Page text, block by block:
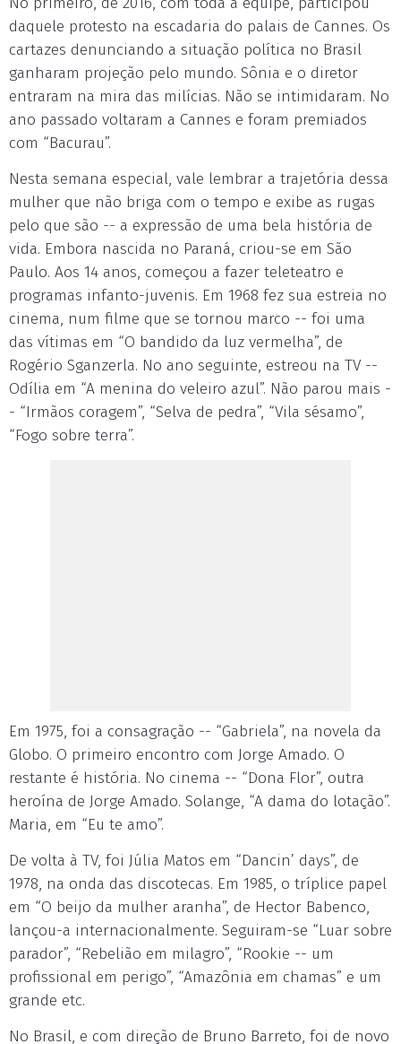
daquele protesto na escadaria do palais de Cannes. Os
cartazes denunciando a situação política no Brasil
ganharam projeção pelo mundo. Sônia e o diretor
entraram na mira das milícias. Não se intimidaram. No
ano passado voltaram a Cannes e foram premiados
com “Bacurau”.
Nesta semana especial, vale lembrar a trajetória dessa
mulher que não briga com o tempo e exibe as rugas
pelo que são -- a expressão de uma bela história de
vida. Embora nascida no Paraná, criou-se em São
Paulo. Aos 14 anos, começou a fazer teleteatro e
programas infanto-juvenis. Em 1968 fez sua estreia no
cinema, num filme que se tornou marco -- foi uma
das vítimas em “O bandido da luz vermelha”, de
Rogério Sganzerla. No ano seguinte, estreou na TV --
Odília em “A menina do veleiro azul”. Não parou mais -
- “Irmãos coragem”, “Selva de pedra”, “Vila sésamo”,
“Fogo sobre terra”.
Em 1975, foi a consagração -- “Gabriela”, na novela da
Globo. O primeiro encontro com Jorge Amado. O
restante é história. No cinema -- “Dona Flor”, outra
heroína de Jorge Amado. Solange, “A dama do lotação”.
Maria, em “Eu te amo”.
De volta à TV, foi Júlia Matos em “Dancin’ days”, de
1978, na onda das discotecas. Em 1985, o tríplice papel
em “O beijo da mulher aranha”, de Hector Babenco,
lançou-a internacionalmente. Seguiram-se “Luar sobre
parador”, “Rebelião em milagro”, “Rookie -- um
profissional em perigo”, “Amazônia em chamas” e um
grande etc.
No Brasil, e com direção de Bruno Barreto, foi de novo